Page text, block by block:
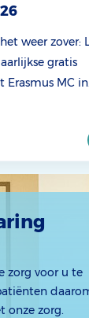
weer zover:
gratis
Erasmus MC in
DNA centraal.
met
Na
Mis ’t niet en
de Doelen!
zorg voor u te
onze zorg.